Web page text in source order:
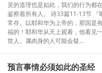
灵的道理也是如此，我们的行为都
鉴察着所有人。 诗33篇11-13节
常存。以耶和华为上帝的，那国是
福的！耶和华从天上观看，他看见
世人。属肉身的人可能会疑...
预言事情必须如此的圣经